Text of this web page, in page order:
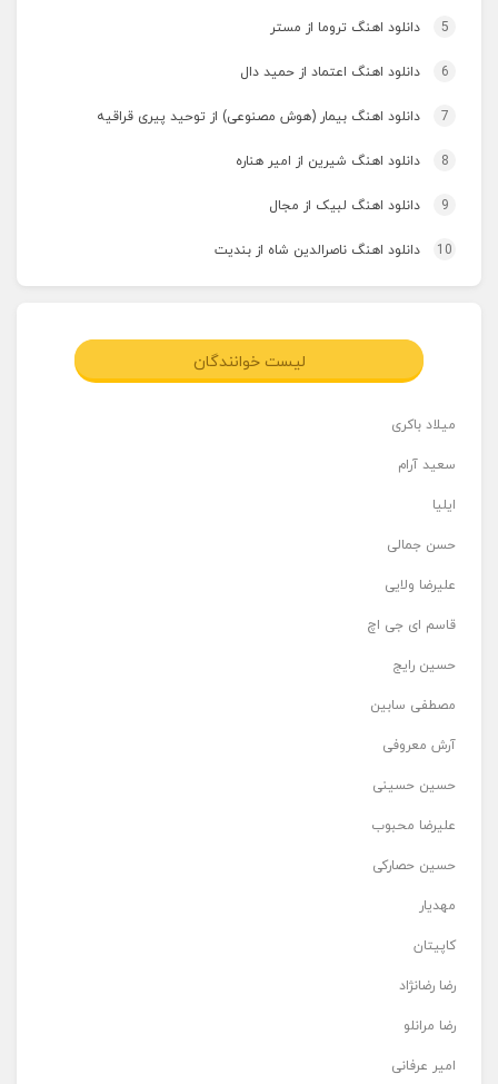
5 دانلود اهنگ تروما از مستر
6 دانلود اهنگ اعتماد از حمید دال
7 دانلود اهنگ بیمار (هوش مصنوعی) از توحید پیری قراقیه
8 دانلود اهنگ شیرین از امیر هناره
9 دانلود اهنگ لبیک از مجال
10 دانلود اهنگ ناصرالدین شاه از بندیت
لیست خوانندگان
میلاد باکری
سعید آرام
ایلیا
حسن جمالی
علیرضا ولایی
قاسم ای جی اچ
حسین رایج
مصطفی سابین
آرش معروفی
حسین حسینی
علیرضا محبوب
حسین حصارکی
مهدیار
کاپیتان
رضا رضانژاد
رضا مرانلو
امیر عرفانی